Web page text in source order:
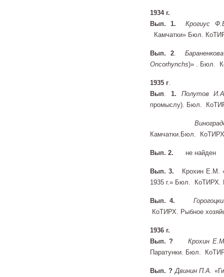
1934 г.
Вып. 1.
Крогиус
Камчатки» Бюл.
Вып. 2 .
Oncorhynchs)» . Бюл.
1935 г
Вып
1.
Полутов
промыслу). Бюл.
Камчатки.Бюл.
Вып. 2. не найден
Вып. 3. Крохин Е.М.
1935 г.» Бюл. КоТИРХ.
Вып. 4.
КоТИРХ. Рыбное
1936 г.
Вып. ? Крохин
Паратунки. Бюл.
Вып. ? Двинин П.А.